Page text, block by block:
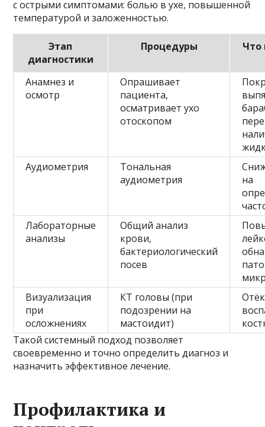
с острыми симптомами: болью в ухе, повышенной
температурой и заложенностью.
Этап
диагностики
Процедуры Что
Анамнез и
осмотр
Опрашивает
пациента,
осматривает ухо
отоскопом
Аудиометрия
Тональная
аудиометрия
на
Лабораторные
анализы
Общий анализ
крови,
бактериологический
посев
Визуализация
при
осложнениях
КТ головы (при
подозрении на
мастоидит)
Такой системный подход позволяет
своевременно и точно определить диагноз и
назначить эффективное лечение.
Профилактика и